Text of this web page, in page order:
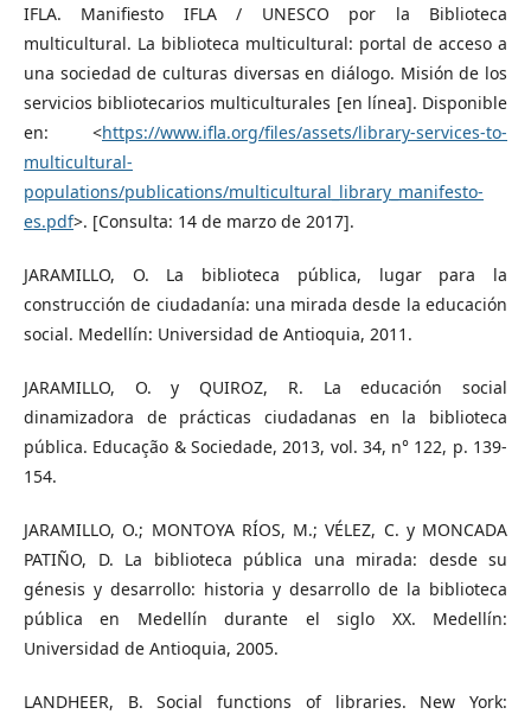
IFLA. Manifiesto IFLA / UNESCO por la Biblioteca
multicultural. La biblioteca multicultural: portal de acceso a
una sociedad de culturas diversas en diálogo. Misión de los
servicios bibliotecarios multiculturales [en línea]. Disponible
en: <https://www.ifla.org/files/assets/library-services-to-
multicultural-
populations/publications/multicultural_library_manifesto-
es.pdf>. [Consulta: 14 de marzo de 2017].
JARAMILLO, O. La biblioteca pública, lugar para la
construcción de ciudadanía: una mirada desde la educación
social. Medellín: Universidad de Antioquia, 2011.
JARAMILLO, O. y QUIROZ, R. La educación social
dinamizadora de prácticas ciudadanas en la biblioteca
pública. Educação & Sociedade, 2013, vol. 34, n° 122, p. 139-
154.
JARAMILLO, O.; MONTOYA RÍOS, M.; VÉLEZ, C. y MONCADA
PATIÑO, D. La biblioteca pública una mirada: desde su
génesis y desarrollo: historia y desarrollo de la biblioteca
pública en Medellín durante el siglo XX. Medellín:
Universidad de Antioquia, 2005.
LANDHEER, B. Social functions of libraries. New York: